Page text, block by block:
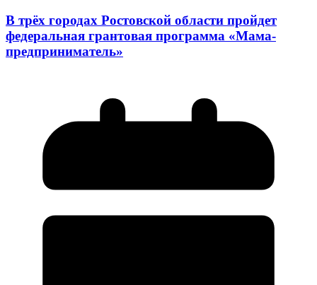
В трёх городах Ростовской области пройдет
федеральная грантовая программа «Мама-
предприниматель»